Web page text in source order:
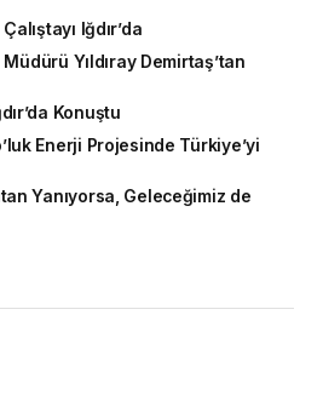
Iğdır’da
Yıldıray Demirtaş’tan
Konuştu
Enerji Projesinde Türkiye’yi
Yanıyorsa, Geleceğimiz de